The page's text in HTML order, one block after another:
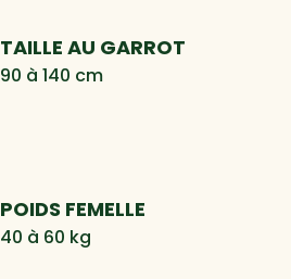
TAILLE AU GARROT
90 à 140 cm
POIDS FEMELLE
40 à 60 kg